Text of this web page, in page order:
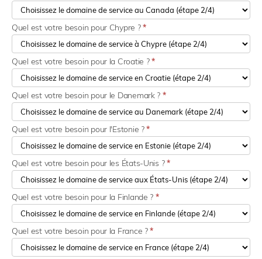
Quel est votre besoin pour Chypre ?*
Quel est votre besoin pour la Croatie ?*
Quel est votre besoin pour le Danemark ? *
Quel est votre besoin pour l'Estonie ?*
Quel est votre besoin pour les États-Unis ?*
Quel est votre besoin pour la Finlande ? *
Quel est votre besoin pour la France ?*